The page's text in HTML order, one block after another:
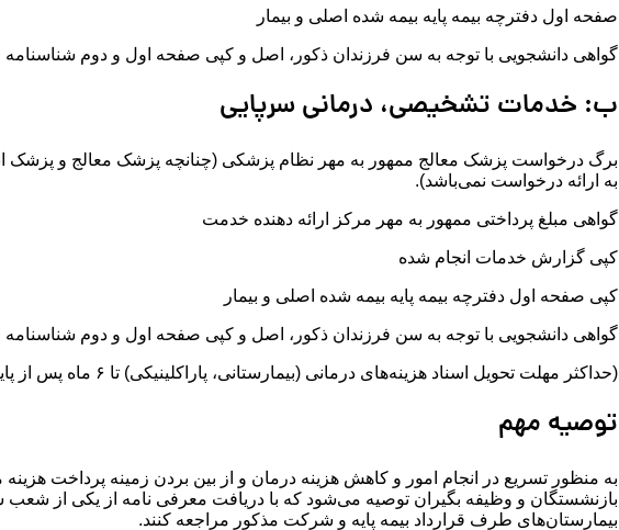
صفحه اول دفترچه بیمه پایه بیمه شده اصلی و بیمار
گواهی دانشجویی با توجه به سن فرزندان ذکور، اصل و کپی صفحه اول و دوم شناسنامه
ب: خدمات تشخیصی، درمانی سرپایی
برگ درخواست پزشک معالج ممهور به مهر نظام پزشکی (چنانچه پزشک معالج و پزشک
به ارائه درخواست نمی‌باشد).
گواهی مبلغ پرداختی ممهور به مهر مرکز ارائه دهنده خدمت
کپی گزارش خدمات انجام شده
کپی صفحه اول دفترچه بیمه پایه بیمه شده اصلی و بیمار
گواهی دانشجویی با توجه به سن فرزندان ذکور، اصل و کپی صفحه اول و دوم شناسنامه
(حداکثر مهلت تحویل اسناد هزینه‌های درمانی (بیمارستانی، پاراکلینیکی) تا ۶ ماه پس از پایان قرارداد است.
توصیه مهم
به منظور تسریع در انجام امور و کاهش هزینه درمان و از بین بردن زمینه پرداخت هزینه
بازنشستگان و وظیفه بگیران توصیه می‌شود که با دریافت معرفی نامه از یکی از
بیمارستان‌های طرف قرارداد بیمه پایه و شرکت مذکور مراجعه کنند.